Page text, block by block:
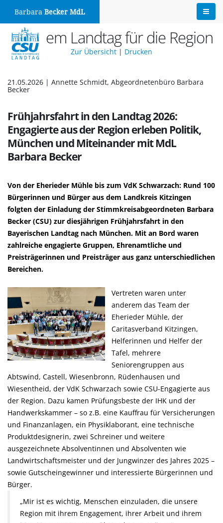
Barbara Becker MdL
Aus dem Landtag für die Region
Zur Übersicht | Drucken
21.05.2026 | Annette Schmidt, Abgeordnetenbüro Barbara
Becker
Frühjahrsfahrt in den Landtag 2026:
Engagierte aus der Region erleben Politik,
München und Miteinander mit MdL
Barbara Becker
Von der Eherieder Mühle bis zum VdK Schwarzach: Rund 100
Bürgerinnen und Bürger aus dem Landkreis Kitzingen
folgten der Einladung der Stimmkreisabgeordneten Barbara
Becker (CSU) zur diesjährigen Frühjahrsfahrt in den
Bayerischen Landtag nach München. Mit an Bord waren
zahlreiche engagierte Gruppen, Ehrenamtliche und
Preisträgerinnen und Preisträger aus ganz unterschiedlichen
Bereichen.
Vertreten waren unter
anderem das Team der
Eherieder Mühle, der
Caritasverband Kitzingen,
Helferinnen und Helfer der
Tafel, mehrere
Seniorengruppen aus
Abtswind, Castell, Wiesenbronn, Rüdenhausen und
Wiesentheid, der VdK Schwarzach sowie CSU-Engagierte aus
der Region. Dazu kamen Prüfungsbeste der IHK und der
Handwerkskammer – so z.B. eine Kauffrau für Versicherungen
und Finanzanlagen, ein Physiklaborant, eine technische
Produktdesignerin, zwei Schreiner und weitere
ausgezeichnete Absolventinnen und Absolventen wie
Landwirtschaftsmeister und der Jungwinzer des Jahres 2025 –
sowie Gutscheingewinner und interessierte Bürgerinnen und
Bürger.
Mir ist es wichtig, Menschen einzuladen, die unsere
Region mit ihrem Engagement, ihrer Arbeit und ihrem